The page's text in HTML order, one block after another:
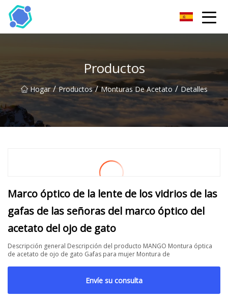
Productos
Hogar / Productos / Monturas De Acetato / Detalles
Marco óptico de la lente de los vidrios de las
gafas de las señoras del marco óptico del
acetato del ojo de gato
Descripción general Descripción del producto MANGO Montura óptica
de acetato de ojo de gato Gafas para mujer Montura de
Envíe su consulta